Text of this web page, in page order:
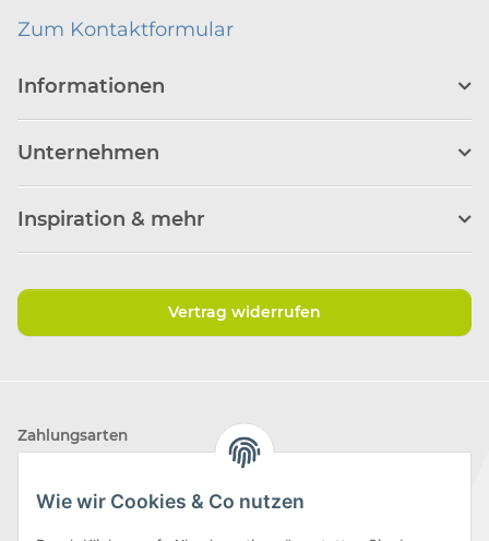
Wie wir Cookies & Co nutzen
Zum Kontaktformular
Informationen
Unternehmen
Inspiration & mehr
Vertrag widerrufen
Zahlungsarten